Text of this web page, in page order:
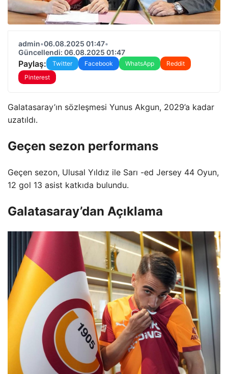
admin•06.08.2025 01:47•
Güncellendi: 06.08.2025 01:47
Paylaş: Twitter Facebook WhatsApp
Reddit
Pinterest
Galatasaray’ın sözleşmesi Yunus Akgun, 2029’a kadar
uzatıldı.
Geçen sezon performans
Geçen sezon, Ulusal Yıldız ile Sarı -ed Jersey 44 Oyun,
12 gol 13 asist katkıda bulundu.
Galatasaray’dan Açıklama